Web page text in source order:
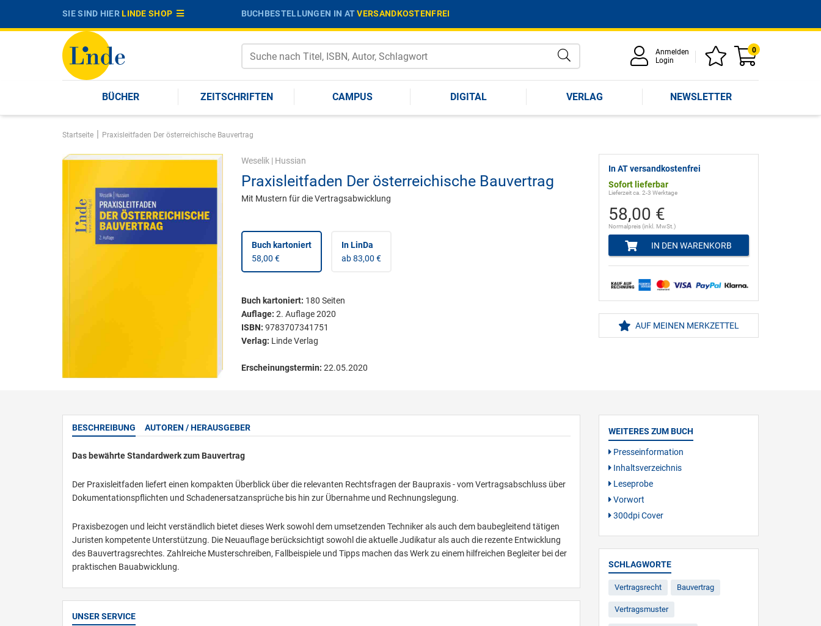
SIE SIND HIERLINDE SHOP BUCHBESTELLUNGEN IN ATVERSANDKOSTENFREI
Anmelden
Login
0
BÜCHER ZEITSCHRIFTEN CAMPUS DIGITAL VERLAG NEWSLETTER
Startseite | Praxisleitfaden Der österreichische Bauvertrag
Weselik| Hussian
Praxisleitfaden Der österreichische Bauvertrag
Mit Mustern für die Vertragsabwicklung
Buch kartoniert
58,00 €
In LinDa
ab 83,00 €
Buch kartoniert: 180 Seiten
Auflage: 2. Auflage 2020
ISBN: 9783707341751
Verlag: Linde Verlag
Erscheinungstermin: 22.05.2020
In AT versandkostenfrei
Sofort lieferbar
Lieferzeit ca. 2-3 Werktage
58,00 €
Normalpreis (inkl. MwSt.)
IN DEN WARENKORB
AUF MEINEN MERKZETTEL
BESCHREIBUNG AUTOREN / HERAUSGEBER
Das bewährte Standardwerk zum Bauvertrag
Der Praxisleitfaden liefert einen kompakten Überblick über die relevanten Rechtsfragen der Baupraxis - vom Vertragsabschluss über
Dokumentationspflichten und Schadenersatzansprüche bis hin zur Übernahme und Rechnungslegung.
Praxisbezogen und leicht verständlich bietet dieses Werk sowohl dem umsetzenden Techniker als auch dem baubegleitend tätigen
Juristen kompetente Unterstützung. Die Neuauflage berücksichtigt sowohl die aktuelle Judikatur als auch die rezente Entwicklung
des Bauvertragsrechtes. Zahlreiche Musterschreiben, Fallbeispiele und Tipps machen das Werk zu einem hilfreichen Begleiter bei der
praktischen Bauabwicklung.
UNSER SERVICE
WEITERES ZUM BUCH
Presseinformation
Inhaltsverzeichnis
Leseprobe
Vorwort
300dpi Cover
SCHLAGWORTE
Vertragsrecht Bauvertrag
Vertragsmuster